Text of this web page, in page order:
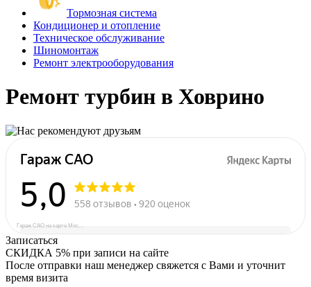
Тормозная система
Кондиционер и отопление
Техническое обслуживание
Шиномонтаж
Ремонт электрооборудования
Ремонт турбин в Ховрино
Гараж САО на карте Москвы — Яндекс Карты
Записаться
СКИДКА 5% при записи на сайте
После отправки наш менеджер свяжется с Вами и уточнит
время визита